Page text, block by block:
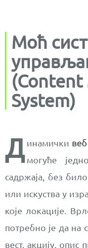
Моћ
(Content
System)
Д инамички веб
могуће
садржаја, без
или искуства у
које локације.
потребно је да на
вест, акцију,